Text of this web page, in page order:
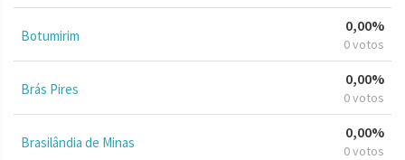
Botumirim
0,00%
0 votos
Brás Pires
0,00%
0 votos
Brasilândia de Minas
0,00%
0 votos